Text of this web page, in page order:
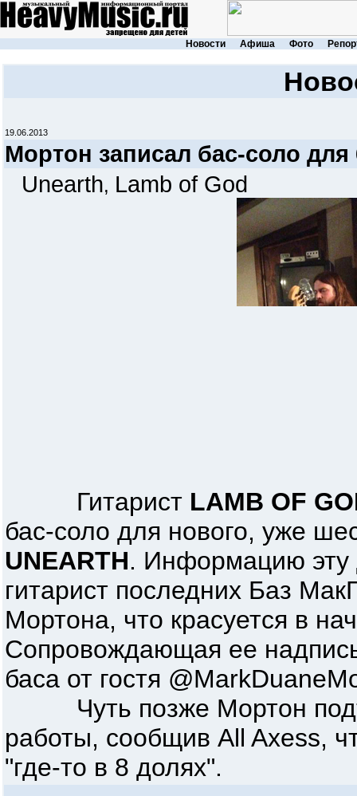
Новости Афиша Фото
19.06.2013
Мортон записал бас-соло для
Unearth, Lamb of God
Гитарист LAMB OF
бас-соло для нового, уже
UNEARTH. Информацию эту
гитарист последних Баз
Мортона, что красуется в
Сопровождающая ее
баса от гостя
Чуть позже Мортон
работы, сообщив All Axess,
"где-то в 8 долях".